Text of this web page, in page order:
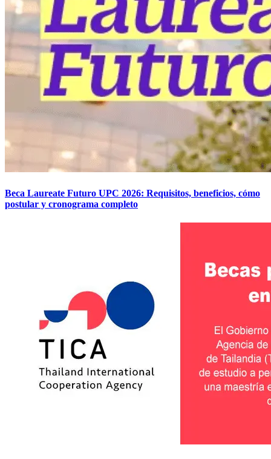
Beca Laureate Futuro UPC 2026: Requisitos, beneficios, cómo
postular y cronograma completo